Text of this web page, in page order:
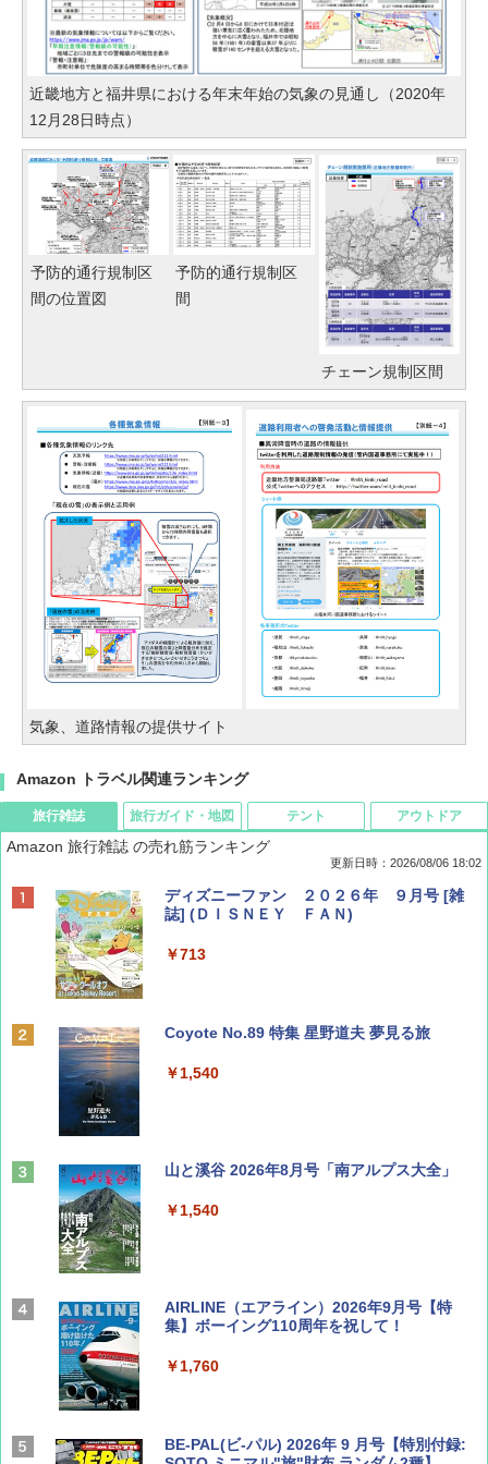
近畿地方と福井県における年末年始の気象の見通し（2020年
12月28日時点）
予防的通行規制区
間の位置図
予防的通行規制区
間
チェーン規制区間
気象、道路情報の提供サイト
Amazon トラベル関連ランキング
旅行雑誌
Amazon 旅行雑誌 の売れ筋ランキング
更新日時：2026/08/06 18:02
ディズニーファン ２０２６年 ９月号 [雑
誌] (ＤＩＳＮＥＹ ＦＡＮ)
￥713
Coyote No.89 特集 星野道夫 夢見る旅
￥1,540
山と溪谷 2026年8月号「南アルプス大全」
￥1,540
AIRLINE（エアライン）2026年9月号【特
集】ボーイング110周年を祝して！
￥1,760
BE-PAL(ビ-パル) 2026年 9 月号【特別付録:
旅行ガイド・地図 テント アウトドア